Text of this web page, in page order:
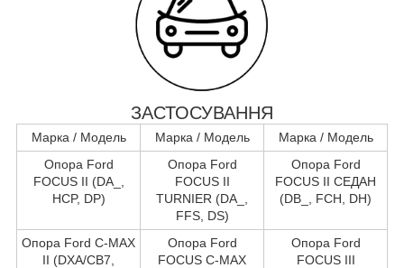
ЗАСТОСУВАННЯ
Марка / Модель Марка / Модель
Марка / Модель
Опора Ford
FOCUS II (DA_,
HCP, DP)
Опора Ford
FOCUS II
TURNIER (DA_,
FFS, DS)
Опора Ford
FOCUS II СЕДАН
(DB_, FCH, DH)
Опора Ford C-MAX
II (DXA/CB7,
Опора Ford
FOCUS C-MAX
Опора Ford
FOCUS III